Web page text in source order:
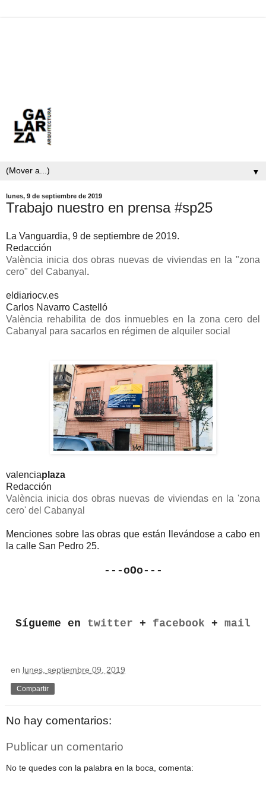
▼
lunes, 9 de septiembre de 2019
Trabajo nuestro en prensa #sp25
La Vanguardia, 9 de septiembre de 2019.
Redacción
València inicia dos obras nuevas de viviendas en la "zona
cero" del Cabanyal .
eldiariocv.es
Carlos Navarro Castelló
València rehabilita de dos inmuebles en la zona cero del
Cabanyal para sacarlos en régimen de alquiler social
valenciaplaza
Redacción
València inicia dos obras nuevas de viviendas en la 'zona
cero' del Cabanyal
Menciones sobre las obras que están llevándose a cabo en
la calle San Pedro 25.
---oOo---
Sígueme en twitter + facebook + mail
en lunes, septiembre 09, 2019
Compartir
No hay comentarios:
Publicar un comentario
No te quedes con la palabra en la boca, comenta: